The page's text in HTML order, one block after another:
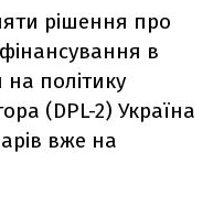
рішення про
в
політику
(DPL-2) Україна
вже на